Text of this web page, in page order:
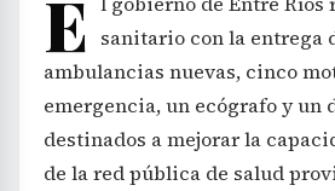
E sanitario con la entrega
ambulancias nuevas, cinco
emergencia, un ecógrafo y un
destinados a mejorar la
de la red pública de salud